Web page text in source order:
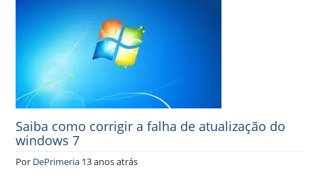
Saiba como corrigir a falha de atualização do
windows 7
Por DePrimeria 13 anos atrás